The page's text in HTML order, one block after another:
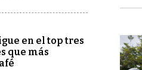
en el top tres
que más